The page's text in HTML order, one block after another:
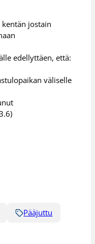
jostain
edellyttäen, että:
väliselle
Pääjuttu